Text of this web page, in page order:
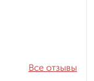
Все отзывы